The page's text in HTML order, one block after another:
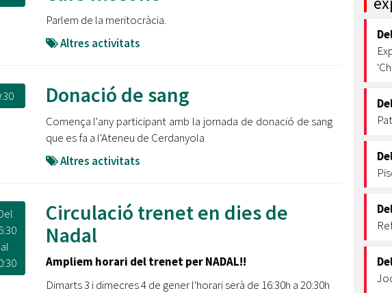
Ètica
jove 2026
Cerdanyola opta a més de 5 milions d'euros del Pla de
El FIT presenta el cartell de la seva 16a edició i dona el
tret de sortida al festival
L’Ajuntament reparteix ulleres gratuïtes per veure
l'eclipsi solar
Equipaments
Mercats
Webs
Parlem de la meritocràcia.
Altres activitats
Donació de sang
Comença l'any participant amb la jornada de donació de sang
que es fa a l'Ateneu de Cerdanyola
Altres activitats
al
Circulació trenet en dies de
Nadal
Ampliem horari del trenet per NADAL!!
Dimarts 3 i dimecres 4 de gener l'horari serà de 16:30h a 20:30h